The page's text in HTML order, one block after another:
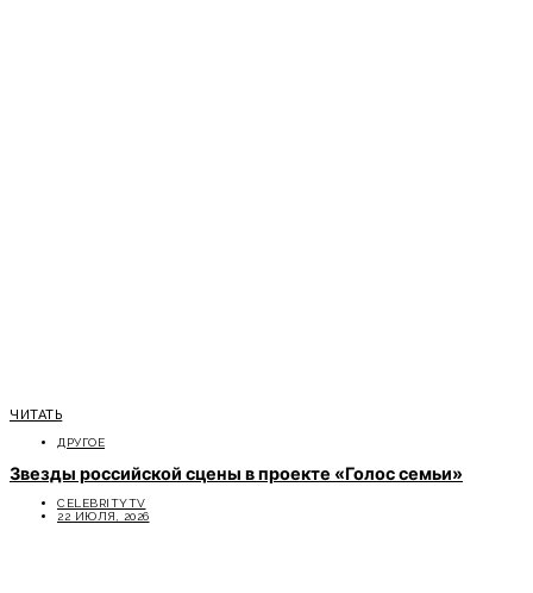
ЧИТАТЬ
ДРУГОЕ
Звезды российской сцены в проекте «Голос семьи»
CELEBRITYTV
22 ИЮЛЯ, 2026